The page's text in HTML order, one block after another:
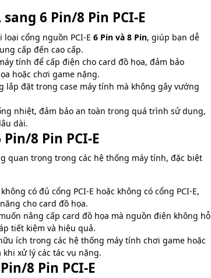
6 Pin/8 Pin PCI-E
loại cổng nguồn PCI-E 6 Pin và 8 Pin, giúp bạn dễ
cấp đến cao cấp.
tính để cấp điện cho card đồ họa, đảm bảo
hoặc chơi game nặng.
lắp đặt trong case máy tính mà không gây vướng
nhiệt, đảm bảo an toàn trong quá trình sử dụng,
dài.
8 Pin PCI-E
quan trọng trong các hệ thống máy tính, đặc biệt
có đủ cổng PCI-E hoặc không có cổng PCI-E,
cho card đồ họa.
nâng cấp card đồ họa mà nguồn điện không hỗ
tiết kiệm và hiệu quả.
ích trong các hệ thống máy tính chơi game hoặc
xử lý các tác vụ nặng.
8 Pin PCI-E